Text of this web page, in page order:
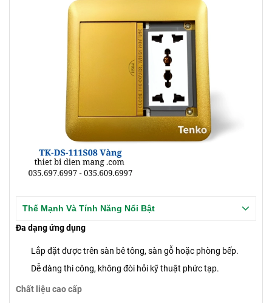
Thế Mạnh Và Tính Năng Nổi Bật
Đa dạng ứng dụng
Lắp đặt được trên sàn bê tông, sàn gỗ hoặc phòng bếp.
Dễ dàng thi công, không đòi hỏi kỹ thuật phức tạp.
Chất liệu cao cấp